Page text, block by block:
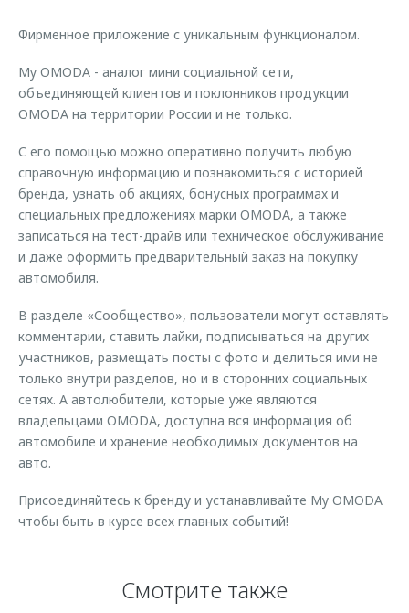
Кредитный калькулятор
Аксессуары
Одежда и сувениры
Запчасти
Трейд-ин
Калькулятор трейд-ин
Клуб владельцев OMODA
Приложение O&J
Аксессуары
Одежда и сувениры
Оригинальные аксессуары
Запчасти
Фирменное приложение с уникальным функционалом.
My OMODA - аналог мини социальной сети,
объединяющей клиентов и поклонников продукции
OMODA на территории России и не только.
С его помощью можно оперативно получить любую
справочную информацию и познакомиться с историей
бренда, узнать об акциях, бонусных программах и
специальных предложениях марки OMODA, а также
записаться на тест-драйв или техническое обслуживание
и даже оформить предварительный заказ на покупку
автомобиля.
В разделе «Сообщество», пользователи могут оставлять
комментарии, ставить лайки, подписываться на других
участников, размещать посты с фото и делиться ими не
только внутри разделов, но и в сторонних социальных
сетях. А автолюбители, которые уже являются
владельцами OMODA, доступна вся информация об
автомобиле и хранение необходимых документов на
авто.
Присоединяйтесь к бренду и устанавливайте My OMODA
чтобы быть в курсе всех главных событий!
Смотрите также